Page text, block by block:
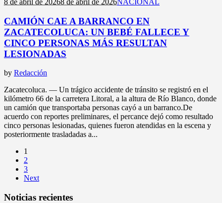
CAMIÓN CAE A BARRANCO EN
ZACATECOLUCA: UN BEBÉ FALLECE Y
CINCO PERSONAS MÁS RESULTAN
LESIONADAS
by Redacción
Zacatecoluca. — Un trágico accidente de tránsito se registró en el
kilómetro 66 de la carretera Litoral, a la altura de Río Blanco, donde
un camión que transportaba personas cayó a un barranco.De
acuerdo con reportes preliminares, el percance dejó como resultado
cinco personas lesionadas, quienes fueron atendidas en la escena y
posteriormente trasladadas a...
1
2
3
Next
Noticias recientes